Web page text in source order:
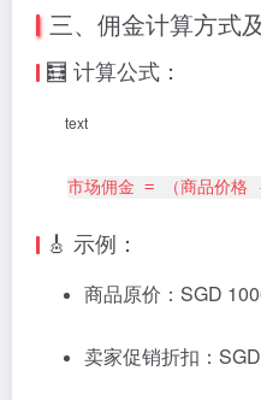
三、 佣金计算方式及
🧮 计算公式：
text
市场佣金 = （商品价
🎸 示例：
商品原价： SGD
卖家促销折扣： SGD